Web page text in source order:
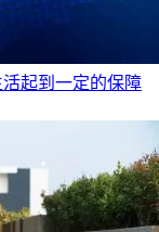
起到一定的保障